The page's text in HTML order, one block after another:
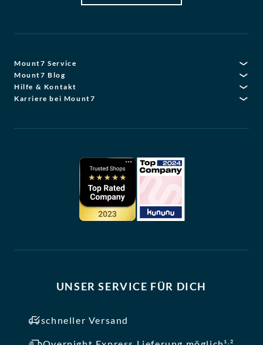
Mount7 Service
Mount7 Blog
Hilfe & Kontakt
Karriere bei Mount7
UNSER SERVICE FÜR DICH
schneller Versand
,